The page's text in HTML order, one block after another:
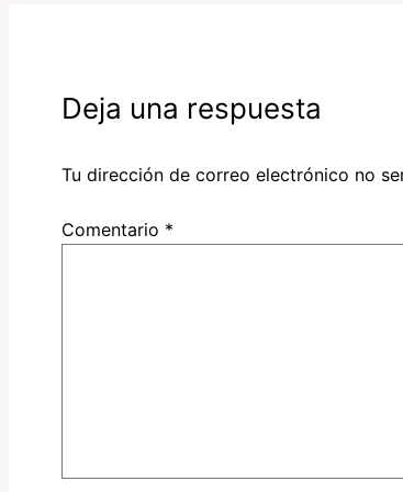
Deja una respuesta
Tu dirección de correo electrónico no
Comentario *